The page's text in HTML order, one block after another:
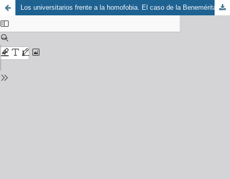
Los universitarios frente a la homofobia. El caso de la Benemérita Universidad Autónoma de Puebla